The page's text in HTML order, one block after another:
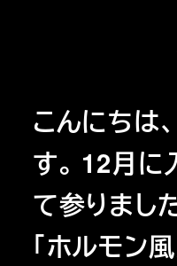
こんにちは
す。 12月に
て参りまし
「ホルモン